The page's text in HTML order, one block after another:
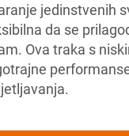
jedinstvenih
da se
Ova traka s